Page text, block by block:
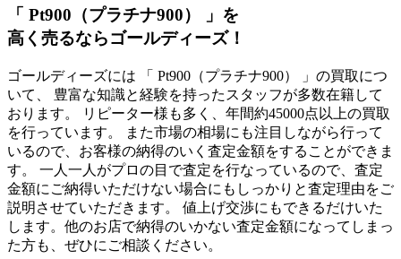
「 Pt900（プラチナ900） 」を
高く売るならゴールディーズ！
ゴールディーズには 「 Pt900（プラチナ900） 」の買取につ
いて、 豊富な知識と経験を持ったスタッフが多数在籍して
おります。 リピーター様も多く、年間約45000点以上の買取
を行っています。 また市場の相場にも注目しながら行って
いるので、お客様の納得のいく査定金額をすることができま
す。 一人一人がプロの目で査定を行なっているので、査定
金額にご納得いただけない場合にもしっかりと査定理由をご
説明させていただきます。 値上げ交渉にもできるだけいた
します。他のお店で納得のいかない査定金額になってしまっ
た方も、ぜひにご相談ください。